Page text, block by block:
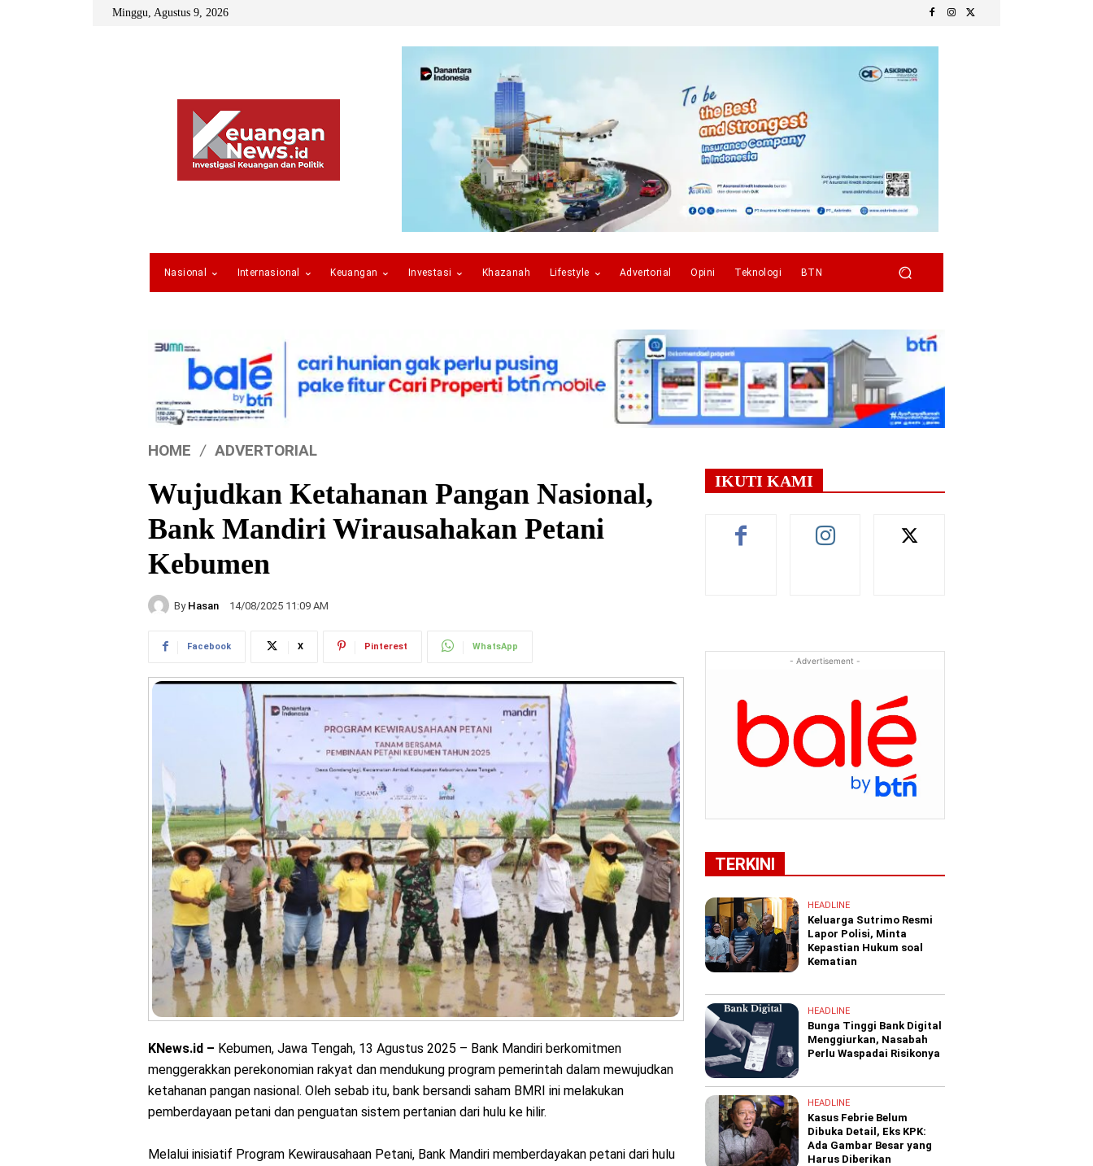
Minggu, Agustus 9, 2026
Nasional Internasional Keuangan Investasi Khazanah Lifestyle Advertorial Opini Teknologi BTN
HOME ADVERTORIAL
Wujudkan Ketahanan Pangan Nasional,
Bank Mandiri Wirausahakan Petani
Kebumen
By Hasan 14/08/2025 11:09 AM
Facebook X Pinterest WhatsApp
KNews.id – Kebumen, Jawa Tengah, 13 Agustus 2025 – Bank Mandiri berkomitmen
menggerakkan perekonomian rakyat dan mendukung program pemerintah dalam mewujudkan
ketahanan pangan nasional. Oleh sebab itu, bank bersandi saham BMRI ini melakukan
pemberdayaan petani dan penguatan sistem pertanian dari hulu ke hilir.
Melalui inisiatif Program Kewirausahaan Petani, Bank Mandiri memberdayakan petani dari hulu
IKUTI KAMI
- Advertisement -
TERKINI
HEADLINE
Keluarga Sutrimo Resmi
Lapor Polisi, Minta
Kepastian Hukum soal
Kematian
HEADLINE
Bunga Tinggi Bank Digital
Menggiurkan, Nasabah
Perlu Waspadai Risikonya
HEADLINE
Kasus Febrie Belum
Dibuka Detail, Eks KPK:
Ada Gambar Besar yang
Harus Diberikan